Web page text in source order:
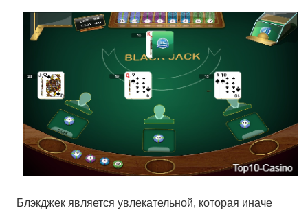
Блэкджек является увлекательной, которая иначе